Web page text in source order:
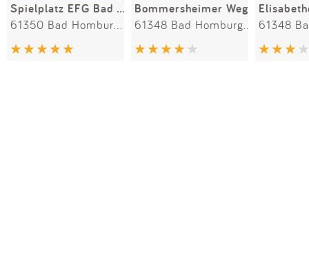
Spielplatz EFG Bad Homburg Bommersheimer Weg